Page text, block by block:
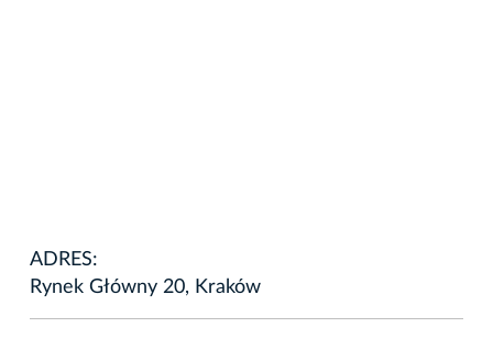
ADRES:
Rynek Główny 20, Kraków